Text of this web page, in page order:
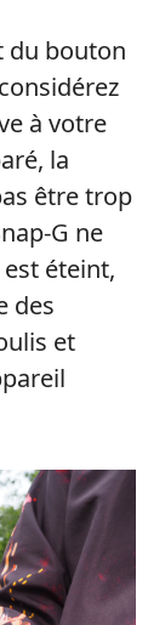
du bouton
à votre
la
être trop
G ne
éteint,
des
et